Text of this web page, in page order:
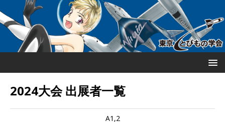
2024大会 出展者一覧
A1,2